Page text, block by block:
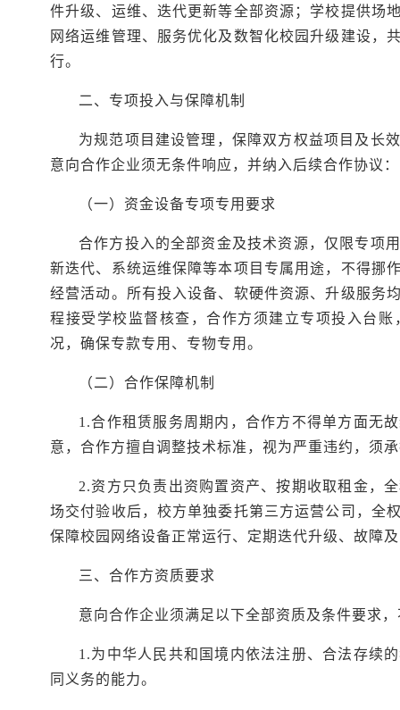
件升级、运维、迭代更新等全部资源；学校提供场
网络运维管理、服务优化及数智化校园升级建设，
行。
二、专项投入与保障机制
为规范项目建设管理，保障双方权益项目 及 长
意向合作企业须无条件响应 ， 并纳入后续合作协议：
（一）资金设备专项专用要求
合作方投入的全部资金及技术资源，仅限专项
新迭代、系统运维保障等本项目专属用途，不得挪
经营活动。所有投入设备、软硬件资源、升级服务
程接受学校监督核查，合作方须建立专项投入台
况，确保专款专用、专物专用。
（二）合作保障机制
1.合作租赁服务周期内，合作方不得单方面无
意，合作方擅自调整技术标准 ，视为严重违约，须
2.资方只负责出资购置资产、按期收取租金，
场交付验收后，校方单独委托第三方运营公司，全
保障校园网络设备正常运行、定期迭代升级、故障
三、合作方资质要求
意向合作企业须满足以下全部资质及条件要求
1.为中华人民共和国境内依法注册、合法存续
同义务的能力。